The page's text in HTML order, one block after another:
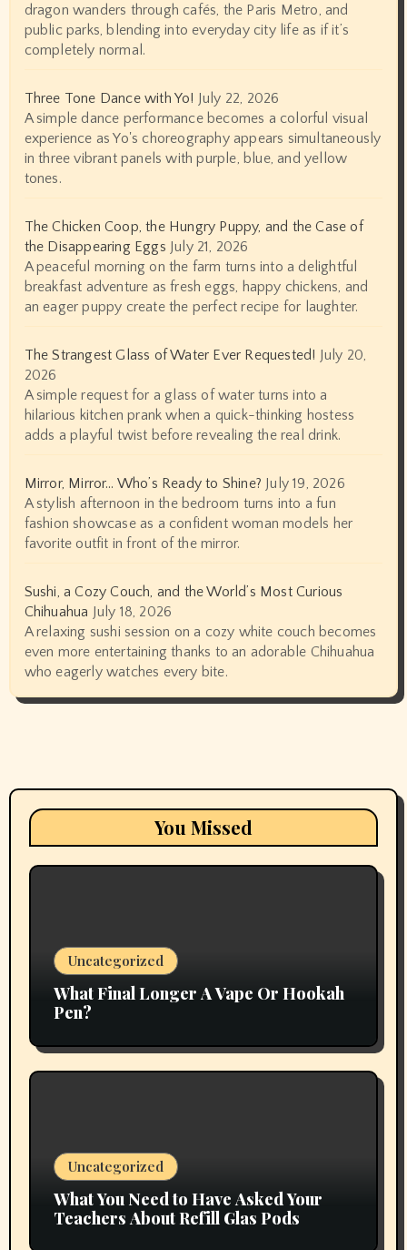
dragon wanders through cafés, the Paris Metro, and
public parks, blending into everyday city life as if it’s
completely normal.
Three Tone Dance with Yo! July 22, 2026
A simple dance performance becomes a colorful visual
experience as Yo's choreography appears simultaneously
in three vibrant panels with purple, blue, and yellow
tones.
The Chicken Coop, the Hungry Puppy, and the Case of
the Disappearing Eggs July 21, 2026
A peaceful morning on the farm turns into a delightful
breakfast adventure as fresh eggs, happy chickens, and
an eager puppy create the perfect recipe for laughter.
The Strangest Glass of Water Ever Requested! July 20,
2026
A simple request for a glass of water turns into a
hilarious kitchen prank when a quick-thinking hostess
adds a playful twist before revealing the real drink.
Mirror, Mirror… Who’s Ready to Shine? July 19, 2026
A stylish afternoon in the bedroom turns into a fun
fashion showcase as a confident woman models her
favorite outfit in front of the mirror.
Sushi, a Cozy Couch, and the World’s Most Curious
Chihuahua July 18, 2026
A relaxing sushi session on a cozy white couch becomes
even more entertaining thanks to an adorable Chihuahua
who eagerly watches every bite.
You Missed
Uncategorized
What Final Longer A Vape Or Hookah
Pen?
Uncategorized
What You Need to Have Asked Your
Teachers About Refill Glas Pods